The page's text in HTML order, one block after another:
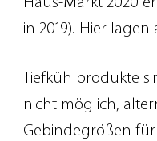
in 2019). Hier
Tiefkühlprodukte
nicht möglich,
Gebindegrößen